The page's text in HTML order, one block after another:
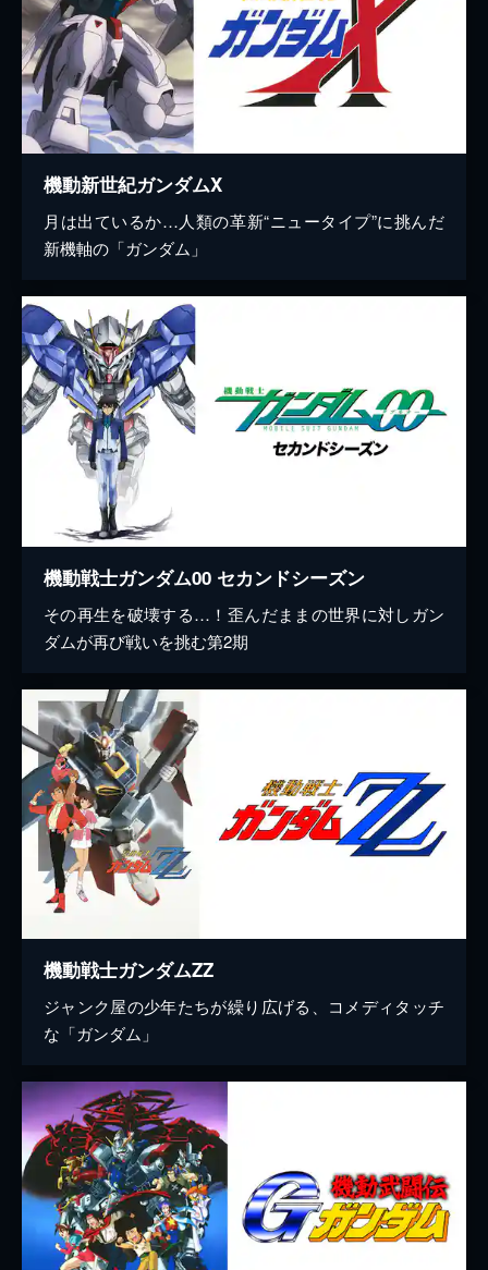
機動新世紀ガンダムX
月は出ているか…人類の革新“ニュータイプ”に挑んだ
新機軸の「ガンダム」
機動戦士ガンダム00 セカンドシーズン
その再生を破壊する…！歪んだままの世界に対しガン
ダムが再び戦いを挑む第2期
機動戦士ガンダムΖΖ
ジャンク屋の少年たちが繰り広げる、コメディタッチ
な「ガンダム」